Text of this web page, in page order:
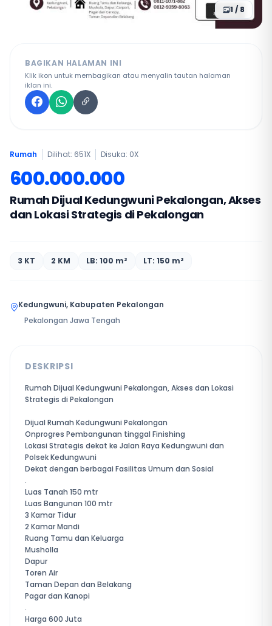
1 / 8
BAGIKAN HALAMAN INI
Klik ikon untuk membagikan atau menyalin tautan halaman
iklan ini.
Rumah Dilihat: 651X Disuka: 0X
600.000.000
Rumah Dijual Kedungwuni Pekalongan, Akses
dan Lokasi Strategis di Pekalongan
3 KT 2 KM LB: 100 m² LT: 150 m²
Kedungwuni, Kabupaten Pekalongan
Pekalongan Jawa Tengah
DESKRIPSI
Rumah Dijual Kedungwuni Pekalongan, Akses dan Lokasi
Strategis di Pekalongan
Dijual Rumah Kedungwuni Pekalongan
Onprogres Pembangunan tinggal Finishing
Lokasi Strategis dekat ke Jalan Raya Kedungwuni dan
Polsek Kedungwuni
Dekat dengan berbagai Fasilitas Umum dan Sosial
.
Luas Tanah 150 mtr
Luas Bangunan 100 mtr
3 Kamar Tidur
2 Kamar Mandi
Ruang Tamu dan Keluarga
Musholla
Dapur
Toren Air
Taman Depan dan Belakang
Pagar dan Kanopi
.
Harga 600 Juta